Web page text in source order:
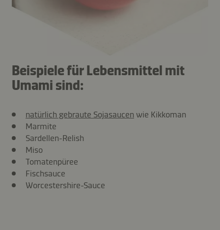
Beispiele für Lebensmittel mit
Umami sind:
natürlich gebraute Sojasaucen wie Kikkoman
Marmite
Sardellen-Relish
Miso
Tomatenpüree
Fischsauce
Worcestershire-Sauce